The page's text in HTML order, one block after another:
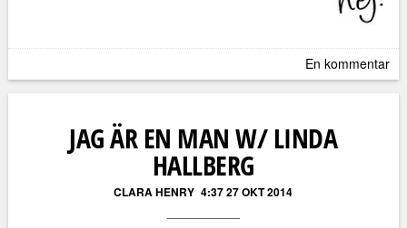
En kommentar
JAG ÄR EN MAN W/ LINDA
HALLBERG
CLARA HENRY 4:37 27 OKT 2014